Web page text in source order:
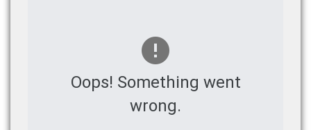
Oops! Something went
wrong.